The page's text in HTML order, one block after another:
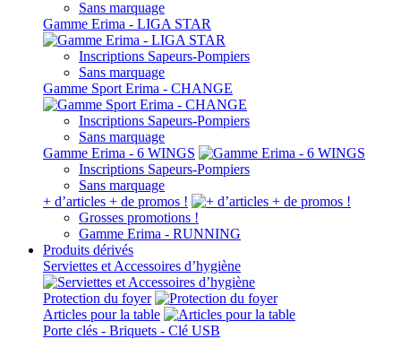
Sans marquage
Gamme Erima - LIGA STAR
Inscriptions Sapeurs-Pompiers
Sans marquage
Gamme Sport Erima - CHANGE
Inscriptions Sapeurs-Pompiers
Sans marquage
Gamme Erima - 6 WINGS
Inscriptions Sapeurs-Pompiers
Sans marquage
+ d’articles + de promos !
Grosses promotions !
Gamme Erima - RUNNING
Produits dérivés
Serviettes et Accessoires d’hygiène
Protection du foyer
Articles pour la table
Porte clés - Briquets - Clé USB